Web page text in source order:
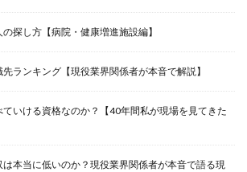
探し方【病院・健康増進施設編】
ランキング【現役業界関係者が本音で解説】
いける資格なのか？【40年間私が現場を見てきた
本当に低いのか？現役業界関係者が本音で語る現